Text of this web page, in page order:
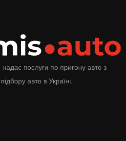
послуги по пригону авто з
авто в Україні.